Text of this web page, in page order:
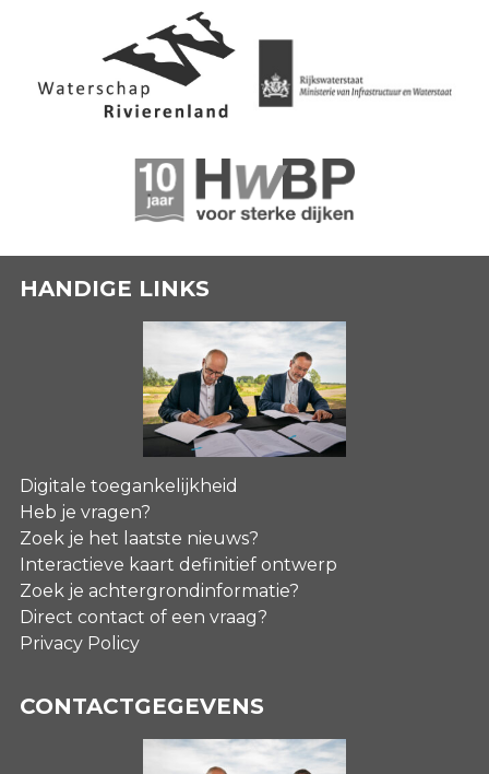
HANDIGE LINKS
Digitale toegankelijkheid
Heb je vragen?
Zoek je het laatste nieuws?
Interactieve kaart definitief ontwerp
Zoek je achtergrondinformatie?
Direct contact of een vraag?
Privacy Policy
CONTACTGEGEVENS